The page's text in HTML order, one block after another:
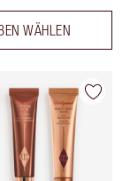
WÄHLEN